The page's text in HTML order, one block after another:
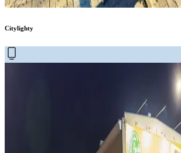
Citylighty